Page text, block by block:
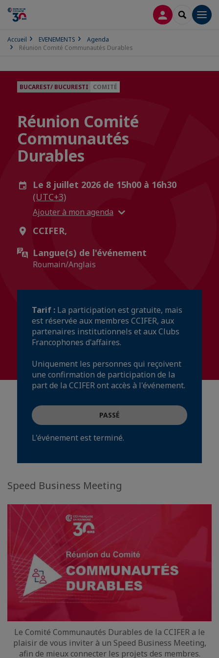
CONNEXION
Accueil EVENEMENTS
Agenda
Réunion Comité Communautés Durables
BUCAREST/ BUCURESTI COMITÉ
Réunion Comité
Communautés
Durables
Le 8 juillet 2026 de 15h00 à 16h30
(UTC+3)
Ajouter à mon agenda
CCIFER,
Langue(s) de l'événement
Roumain/Anglais
Tarif : La participation est gratuite, mais
est réservée aux membres CCIFER, aux
partenaires institutionnels et aux Clubs
Francophones d'affaires.
Uniquement les personnes qui reçoivent
une confirmation de participation de la
part de la CCIFER ont accès à l'événement.
PASSÉ
L'événement est terminé.
Speed Business Meeting
Le Comité Communautés Durables de la CCIFER a le
plaisir de vous inviter à un Speed Business Meeting,
afin de mieux connecter les projets des membres.